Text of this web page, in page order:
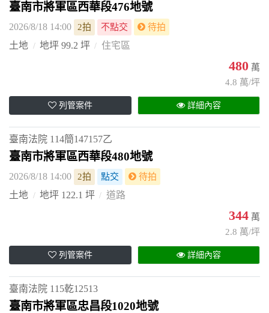
臺南市將軍區西華段476地號
2026/8/18 14:00 2拍 不點交 待拍
土地 地坪 99.2 坪 住宅區
480 萬
4.8 萬/坪
列管案件 詳細內容
臺南法院 114簡147157乙
臺南市將軍區西華段480地號
2026/8/18 14:00 2拍 點交 待拍
土地 地坪 122.1 坪 道路
344 萬
2.8 萬/坪
列管案件 詳細內容
臺南法院 115乾12513
臺南市將軍區忠昌段1020地號